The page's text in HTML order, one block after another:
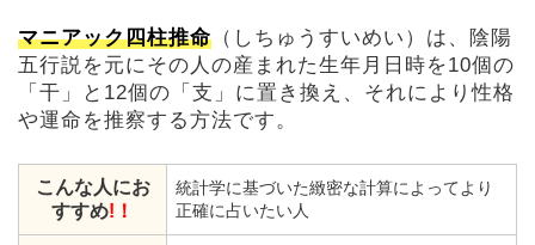
マニアック四柱推命 （しちゅうすいめい）は、陰陽
五行説を元にその人の産まれた生年月日時を10個の
「干」と12個の「支」に置き換え、それにより性格
や運命を推察する方法です。
こんな人にお
すすめ!！
統計学に基づいた緻密な計算によってより
正確に占いたい人